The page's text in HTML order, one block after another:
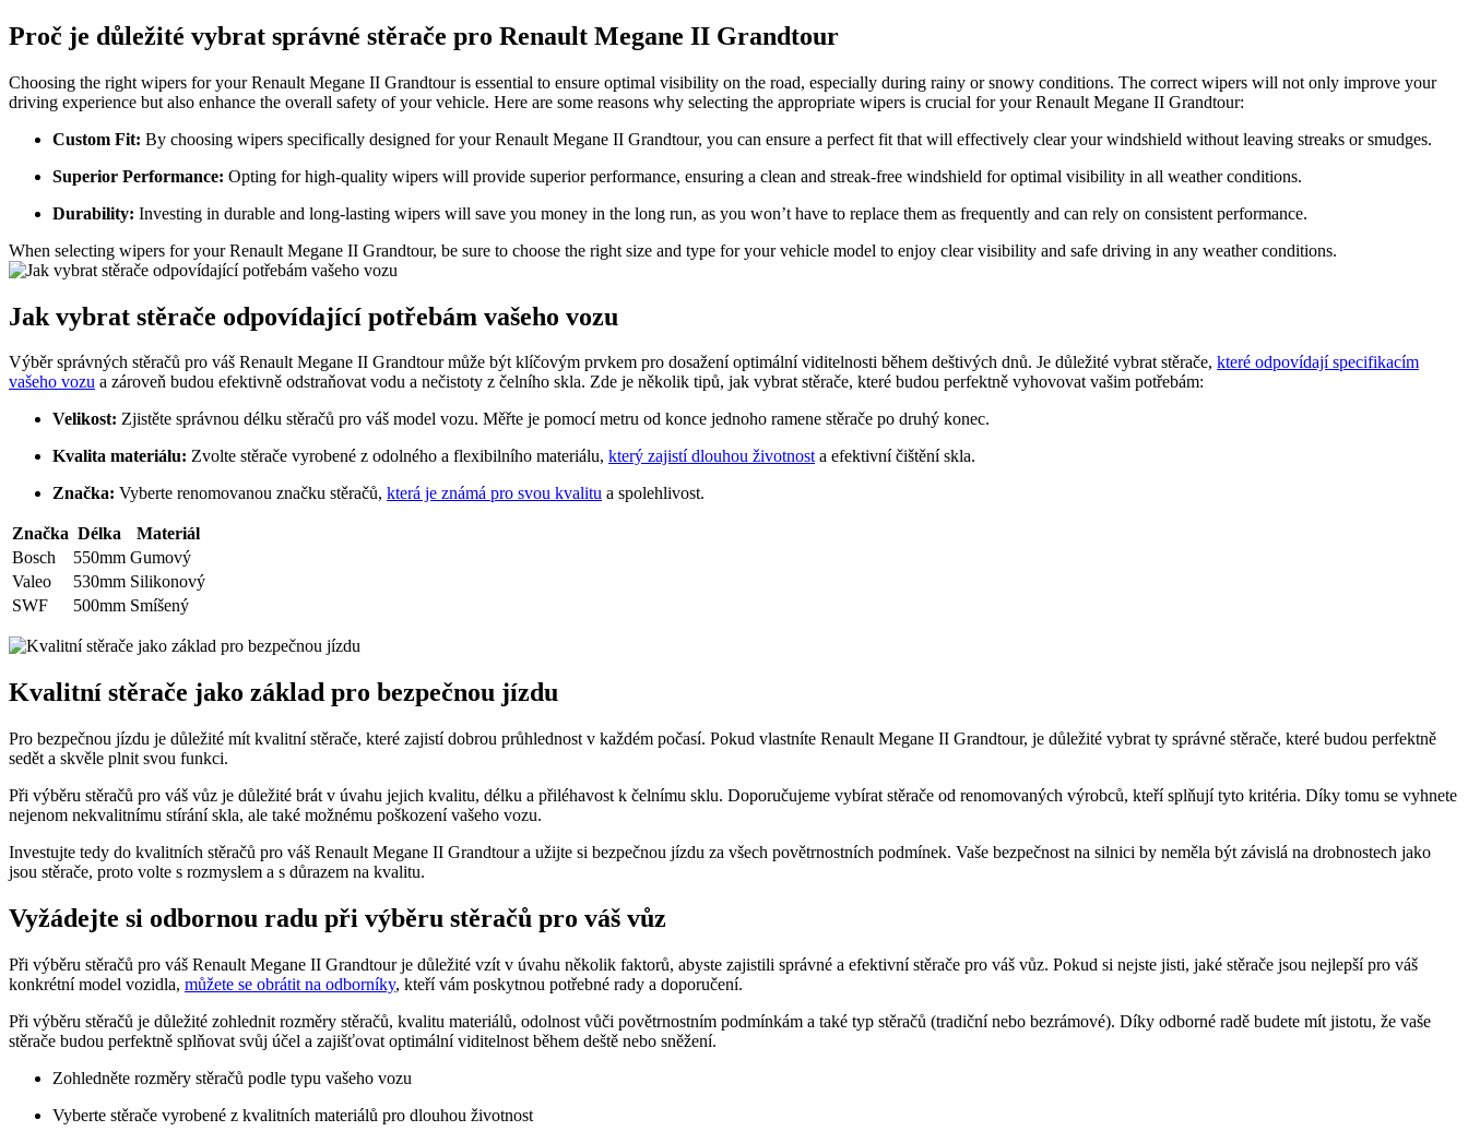
Proč je důležité vybrat správné stěrače pro Renault Megane II Grandtour
Choosing the right wipers for your Renault Megane II Grandtour is essential to ensure optimal visibility on the road, especially during rainy or snowy conditions. The correct wipers will not only improve your
driving experience but also enhance the overall safety of your vehicle. Here are some reasons why selecting the appropriate wipers is crucial for your Renault Megane II Grandtour:
Custom Fit: By choosing wipers specifically designed for your Renault Megane II Grandtour, you can ensure a perfect fit that will effectively clear your windshield without leaving streaks or smudges.
Superior Performance: Opting for high-quality wipers will provide superior performance, ensuring a clean and streak-free windshield for optimal visibility in all weather conditions.
Durability: Investing in durable and long-lasting wipers will save you money in the long run, as you won’t have to replace them as frequently and can rely on consistent performance.
When selecting wipers for your Renault Megane II Grandtour, be sure to choose the right size and type for your vehicle model to enjoy clear visibility and safe driving in any weather conditions.
Jak vybrat stěrače odpovídající potřebám vašeho vozu
Výběr správných stěračů pro váš Renault Megane II Grandtour může být klíčovým prvkem pro dosažení optimální viditelnosti během deštivých dnů. Je důležité vybrat stěrače, které odpovídají specifikacím
vašeho vozu a zároveň budou efektivně odstraňovat vodu a nečistoty z čelního skla. Zde je několik tipů, jak vybrat stěrače, které budou perfektně vyhovovat vašim potřebám:
Velikost: Zjistěte správnou délku stěračů pro váš model vozu. Měřte je pomocí metru od konce jednoho ramene stěrače po druhý konec.
Kvalita materiálu: Zvolte stěrače vyrobené z odolného a flexibilního materiálu, který zajistí dlouhou životnosta efektivní čištění skla.
Značka: Vyberte renomovanou značku stěračů, která je známá pro svou kvalitu a spolehlivost.
Značka Délka
Materiál
Bosch
550mm Gumový
Valeo
530mm Silikonový
SWF
500mm Smíšený
Kvalitní stěrače jako základ pro bezpečnou jízdu
Pro bezpečnou jízdu je důležité mít kvalitní stěrače, které zajistí dobrou průhlednost v každém počasí. Pokud vlastníte Renault Megane II Grandtour, je důležité vybrat ty správné stěrače, které budou perfektně
sedět a skvěle plnit svou funkci.
Při výběru stěračů pro váš vůz je důležité brát v úvahu jejich kvalitu, délku a přiléhavost k čelnímu sklu. Doporučujeme vybírat stěrače od renomovaných výrobců, kteří splňují tyto kritéria. Díky tomu se vyhnete
nejenom nekvalitnímu stírání skla, ale také možnému poškození vašeho vozu.
Investujte tedy do kvalitních stěračů pro váš Renault Megane II Grandtour a užijte si bezpečnou jízdu za všech povětrnostních podmínek. Vaše bezpečnost na silnici by neměla být závislá na drobnostech jako
jsou stěrače, proto volte s rozmyslem a s důrazem na kvalitu.
Vyžádejte si odbornou radu při výběru stěračů pro váš vůz
Při výběru stěračů pro váš Renault Megane II Grandtour je důležité vzít v úvahu několik faktorů, abyste zajistili správné a efektivní stěrače pro váš vůz. Pokud si nejste jisti, jaké stěrače jsou nejlepší pro váš
konkrétní model vozidla, můžete se obrátit na odborníky, kteří vám poskytnou potřebné rady a doporučení.
Při výběru stěračů je důležité zohlednit rozměry stěračů, kvalitu materiálů, odolnost vůči povětrnostním podmínkám a také typ stěračů (tradiční nebo bezrámové). Díky odborné radě budete mít jistotu, že vaše
stěrače budou perfektně splňovat svůj účel a zajišťovat optimální viditelnost během deště nebo sněžení.
Zohledněte rozměry stěračů podle typu vašeho vozu
Vyberte stěrače vyrobené z kvalitních materiálů pro dlouhou životnost